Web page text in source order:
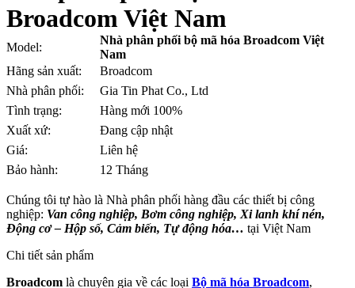
Broadcom Việt Nam
Model:
Nhà phân phối bộ mã hóa Broadcom Việt
Nam
Hãng sản xuất:
Broadcom
Nhà phân phối:
Gia Tin Phat Co., Ltd
Tình trạng:
Hàng mới 100%
Xuất xứ:
Đang cập nhật
Giá:
Liên hệ
Bảo hành:
12 Tháng
Chúng tôi tự hào là Nhà phân phối hàng đầu các thiết bị công
nghiệp: Van công nghiệp, Bơm công nghiệp, Xi lanh khí nén,
Động cơ – Hộp số, Cảm biến, Tự động hóa… tại Việt Nam
Chi tiết sản phẩm
Broadcom là chuyên gia về các loại Bộ mã hóa Broadcom,